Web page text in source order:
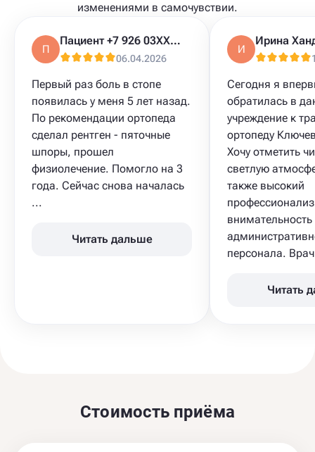
изменениями в самочувствии.
П
Пациент +7 926 03XXXXX
06.04.2026
Первый раз боль в стопе
появилась у меня 5 лет назад.
По рекомендации ортопеда
сделал рентген - пяточные
шпоры, прошел
физиолечение. Помогло на 3
года. Сейчас снова началась
...
Читать дальше
И
Ирина
Сегодня я
обратилась в
учреждение к
ортопеду
Хочу отметить
светлую
также высокий
внимательность
персонала.
Читать
Стоимость приёма